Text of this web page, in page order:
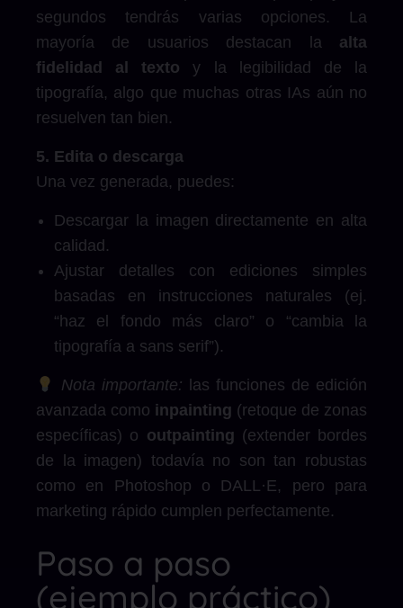
segundos tendrás varias opciones. La
mayoría de usuarios destacan la alta
fidelidad al texto y la legibilidad de la
tipografía, algo que muchas otras IAs aún no
resuelven tan bien.
5. Edita o descarga
Una vez generada, puedes:
Descargar la imagen directamente en alta
calidad.
Ajustar detalles con ediciones simples
basadas en instrucciones naturales (ej.
“haz el fondo más claro” o “cambia la
tipografía a sans serif”).
Nota importante: las funciones de edición
avanzada como inpainting (retoque de zonas
específicas) o outpainting (extender bordes
de la imagen) todavía no son tan robustas
como en Photoshop o DALL·E, pero para
marketing rápido cumplen perfectamente.
Paso a paso
(ejemplo práctico)